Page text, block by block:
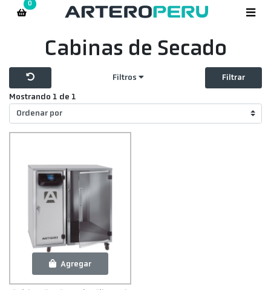
0
Cabinas de Secado
Filtros Filtrar
Mostrando 1 de 1
Agregar